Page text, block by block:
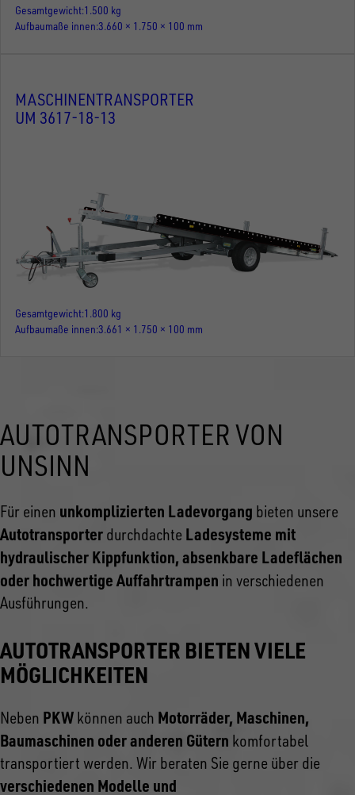
Gesamtgewicht 1.500 kg
Aufbaumaße innen 3.660 × 1.750 × 100 mm
MASCHINENTRANSPORTER
UM 3617-18-13
Gesamtgewicht 1.800 kg
Aufbaumaße innen 3.661 × 1.750 × 100 mm
AUTOTRANSPORTER VON
UNSINN
Für einen unkomplizierten Ladevorgang bieten unsere
Autotransporter durchdachte Ladesysteme mit
hydraulischer Kippfunktion, absenkbare Ladeflächen
oder hochwertige Auffahrtrampen in verschiedenen
Ausführungen.
AUTOTRANSPORTER BIETEN VIELE
MÖGLICHKEITEN
Neben PKW können auch Motorräder, Maschinen,
Baumaschinen oder anderen Gütern komfortabel
transportiert werden. Wir beraten Sie gerne über die
verschiedenen Modelle und